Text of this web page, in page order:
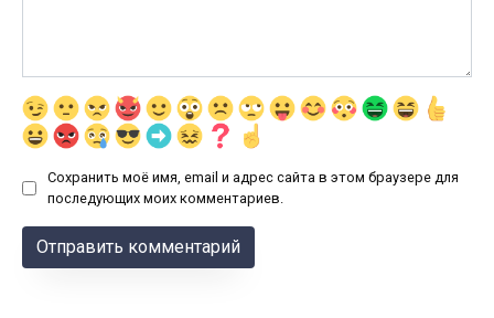
Сохранить моё имя, email и адрес сайта в этом браузере для
последующих моих комментариев.